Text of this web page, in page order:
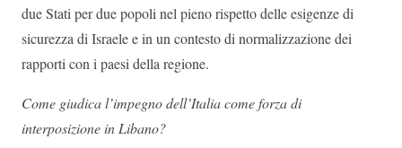
due Stati per due popoli nel pieno rispetto delle esigenze di
sicurezza di Israele e in un contesto di normalizzazione dei
rapporti con i paesi della regione.
Come giudica l’impegno dell’Italia come forza di
interposizione in Libano?